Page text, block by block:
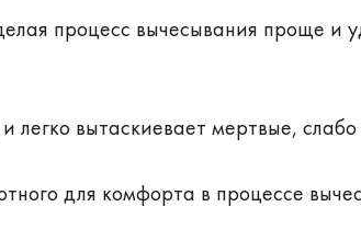
процесс вычесывания проще и
легко вытаскиевает мертвые, слабо
для комфорта в процессе